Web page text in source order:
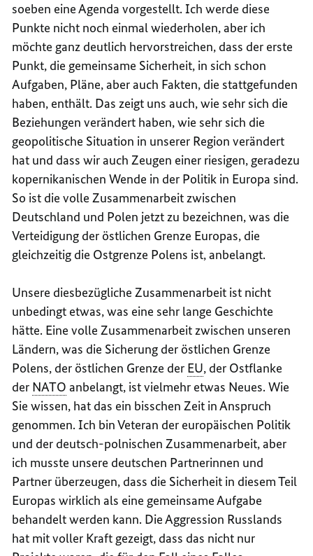
soeben eine Agenda vorgestellt. Ich werde diese
Punkte nicht noch einmal wiederholen, aber ich
möchte ganz deutlich hervorstreichen, dass der erste
Punkt, die gemeinsame Sicherheit, in sich schon
Aufgaben, Pläne, aber auch Fakten, die stattgefunden
haben, enthält. Das zeigt uns auch, wie sehr sich die
Beziehungen verändert haben, wie sehr sich die
geopolitische Situation in unserer Region verändert
hat und dass wir auch Zeugen einer riesigen, geradezu
kopernikanischen Wende in der Politik in Europa sind.
So ist die volle Zusammenarbeit zwischen
Deutschland und Polen jetzt zu bezeichnen, was die
Verteidigung der östlichen Grenze Europas, die
gleichzeitig die Ostgrenze Polens ist, anbelangt.
Unsere diesbezügliche Zusammenarbeit ist nicht
unbedingt etwas, was eine sehr lange Geschichte
hätte. Eine volle Zusammenarbeit zwischen unseren
Ländern, was die Sicherung der östlichen Grenze
Polens, der östlichen Grenze der EU, der Ostflanke
der NATO anbelangt, ist vielmehr etwas Neues. Wie
Sie wissen, hat das ein bisschen Zeit in Anspruch
genommen. Ich bin Veteran der europäischen Politik
und der deutsch-polnischen Zusammenarbeit, aber
ich musste unsere deutschen Partnerinnen und
Partner überzeugen, dass die Sicherheit in diesem Teil
Europas wirklich als eine gemeinsame Aufgabe
behandelt werden kann. Die Aggression Russlands
hat mit voller Kraft gezeigt, dass das nicht nur